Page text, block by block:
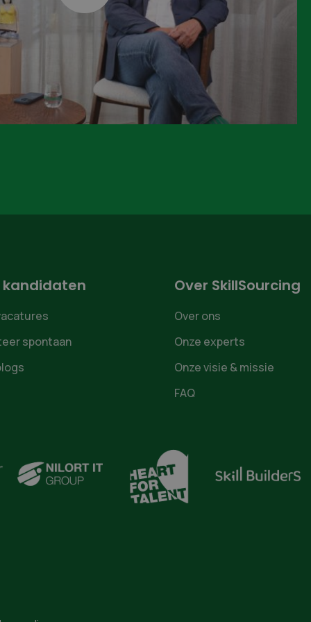
kandidaten
spontaan
Over SkillSourcing
Over ons
Onze experts
Onze visie & missie
FAQ